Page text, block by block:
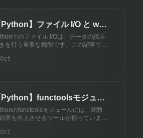
】ファイル I/O と with
テートメントについて - ファ
ル操作の基本
でのファイル I/Oは、データの読み
を行う重要な機能です。この記事で
トメントを使ったリソース管理の利
】functoolsモジュー
の関数 - @lru_cacheデコレ
の活用法
のfunctoolsモジュールには、関数
率を向上させるツールが揃っていま
をキャッシュして処理速度を改善しま